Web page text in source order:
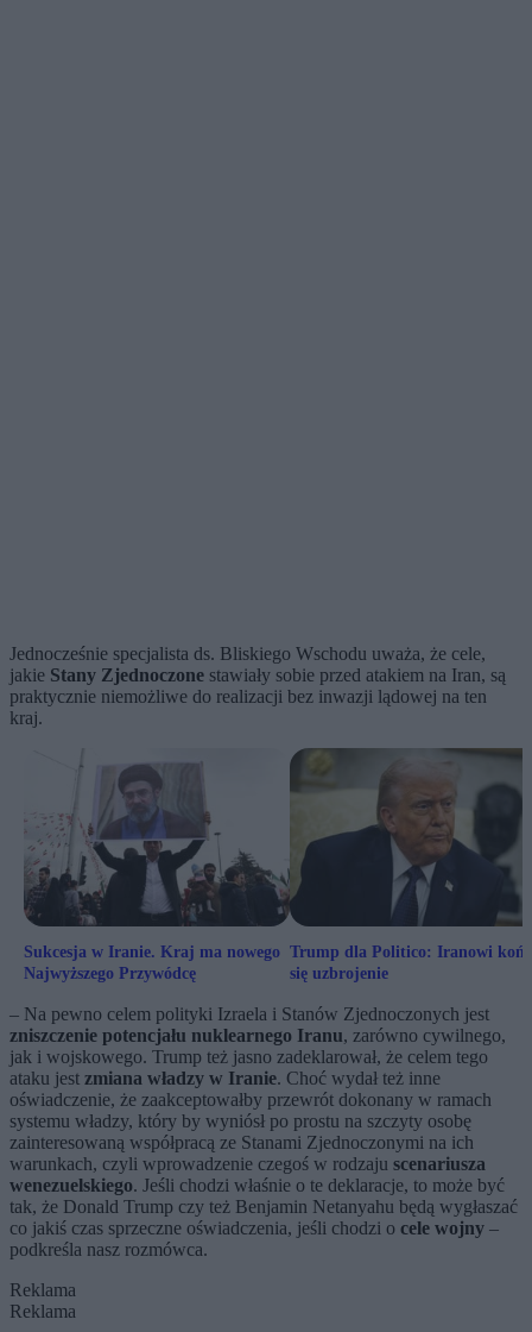
Jednocześnie specjalista ds. Bliskiego Wschodu uważa, że cele,
jakie Stany Zjednoczone stawiały sobie przed atakiem na Iran, są
praktycznie niemożliwe do realizacji bez inwazji lądowej na ten
kraj.
Sukcesja w Iranie. Kraj ma nowego
Najwyższego Przywódcę
Trump dla Politico: Iranowi
się uzbrojenie
– Na pewno celem polityki Izraela i Stanów Zjednoczonych jest
zniszczenie potencjału nuklearnego Iranu, zarówno cywilnego,
jak i wojskowego. Trump też jasno zadeklarował, że celem tego
ataku jest zmiana władzy w Iranie. Choć wydał też inne
oświadczenie, że zaakceptowałby przewrót dokonany w ramach
systemu władzy, który by wyniósł po prostu na szczyty osobę
zainteresowaną współpracą ze Stanami Zjednoczonymi na ich
warunkach, czyli wprowadzenie czegoś w rodzaju scenariusza
wenezuelskiego. Jeśli chodzi właśnie o te deklaracje, to może być
tak, że Donald Trump czy też Benjamin Netanyahu będą wygłaszać
co jakiś czas sprzeczne oświadczenia, jeśli chodzi o cele wojny –
podkreśla nasz rozmówca.
Reklama
Reklama